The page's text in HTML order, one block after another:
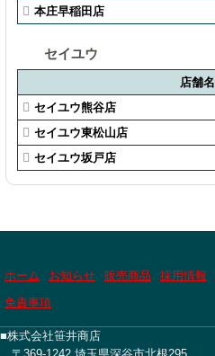
本庄早稲田店
セイユウ
店舗名
セイユウ熊谷店
セイユウ東松山店
セイユウ坂戸店
ホーム お知らせ 販売商品 採用情報
免責事項
■株式会社笹井商店